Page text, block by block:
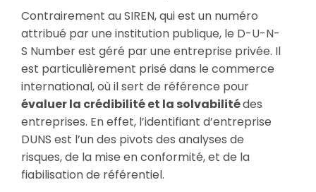
Contrairement au SIREN, qui est un numéro
attribué par une institution publique, le D-U-N-
S Number est géré par une entreprise privée. Il
est particulièrement prisé dans le commerce
international, où il sert de référence pour
évaluer la crédibilité et la solvabilitédes
entreprises. En effet, l’identifiant d’entreprise
DUNS est l’un des pivots des analyses de
risques, de la mise en conformité, et de la
fiabilisation de référentiel.